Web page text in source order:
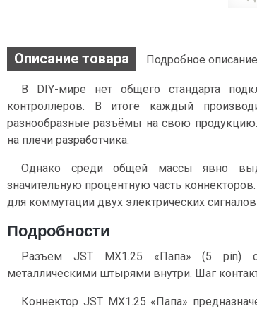
Описание товара Подробное
В DIY-мире нет общего стандарта
контроллеров. В итоге каждый
разнообразные разъёмы на свою
на плечи разработчика.
Однако среди общей массы явно
значительную процентную часть
для коммутации двух электрических
Подробности
Разъём JST MX1.25 «Папа» (5 pin)
металлическими штырями внутри. Шаг
Коннектор JST MX1.25 «Папа»